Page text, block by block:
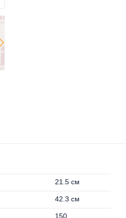
21.5 см
42.3 см
150